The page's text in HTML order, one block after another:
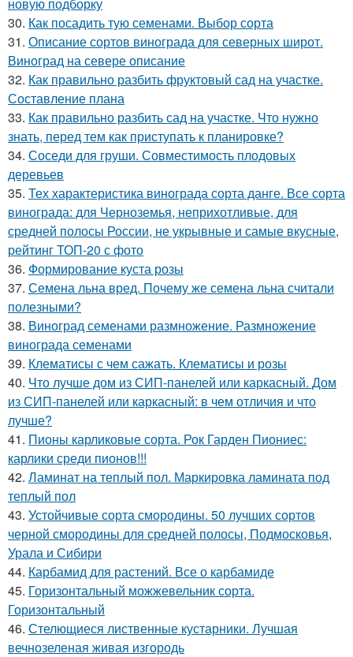
30. Как посадить тую семенами. Выбор сорта
31. Описание сортов винограда для северных широт.
Виноград на севере описание
32. Как правильно разбить фруктовый сад на участке.
Составление плана
33. Как правильно разбить сад на участке. Что нужно
знать, перед тем как приступать к планировке?
34. Соседи для груши. Совместимость плодовых
деревьев
35. Тех характеристика винограда сорта данге. Все сорта
винограда: для Черноземья, неприхотливые, для
средней полосы России, не укрывные и самые вкусные,
рейтинг ТОП-20 с фото
36. Формирование куста розы
37. Семена льна вред. Почему же семена льна считали
полезными?
38. Виноград семенами размножение. Размножение
винограда семенами
39. Клематисы с чем сажать. Клематисы и розы
40. Что лучше дом из СИП-панелей или каркасный. Дом
из СИП-панелей или каркасный: в чем отличия и что
лучше?
41. Пионы карликовые сорта. Рок Гарден Пиониес:
карлики среди пионов!!!
42. Ламинат на теплый пол. Маркировка ламината под
теплый пол
43. Устойчивые сорта смородины. 50 лучших сортов
черной смородины для средней полосы, Подмосковья,
Урала и Сибири
44. Карбамид для растений. Все о карбамиде
45. Горизонтальный можжевельник сорта.
Горизонтальный
46. Стелющиеся лиственные кустарники. Лучшая
вечнозеленая живая изгородь